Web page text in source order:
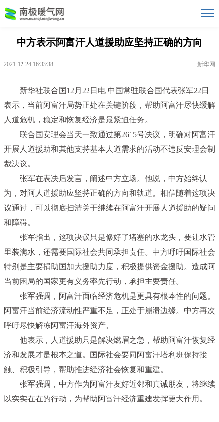
中方表示阿富汗人道援助应坚持正确的方向
2021-12-24 16:33:38 新华网
新华社联合国12月22日电 中国常驻联合国代表张军22日
表示，当前阿富汗局势正处在关键阶段，帮助阿富汗尽快缓解
人道危机，稳定和恢复经济是最紧迫任务。
联合国安理会当天一致通过第2615号决议，明确对阿富汗
开展人道援助和其他支持基本人道需求的活动不违反安理会制
裁决议。
张军在表决后发言，阐述中方立场。他说，中方始终认
为，对阿人道援助应坚持正确的方向和轨道。相信随着这项决
议通过，可以彻底扫清关于继续在阿富汗开展人道援助的疑问
和障碍。
张军指出，这项决议只是修好了堵塞的水龙头，要让水管
里装满水，还需要国际社会共同承担责任。中方呼吁国际社会
特别是主要捐助国加大援助力度，积极提供资金援助。造成阿
当前困局的国家更有义务率先行动，承担主要责任。
张军强调，阿富汗面临经济危机是更具有根本性的问题。
阿富汗当前经济流动性严重不足，正处于崩溃边缘。中方再次
呼吁尽快解冻阿富汗海外资产。
他表示，人道援助只是解决燃眉之急，帮助阿富汗恢复经
济和发展才是根本之道。国际社会要同阿富汗塔利班保持接
触、积极引导，帮助推进经济社会恢复和重建。
张军强调，中方作为阿富汗友好近邻和真诚朋友，将继续
以实实在在的行动，为帮助阿富汗经济重建发挥更大作用。